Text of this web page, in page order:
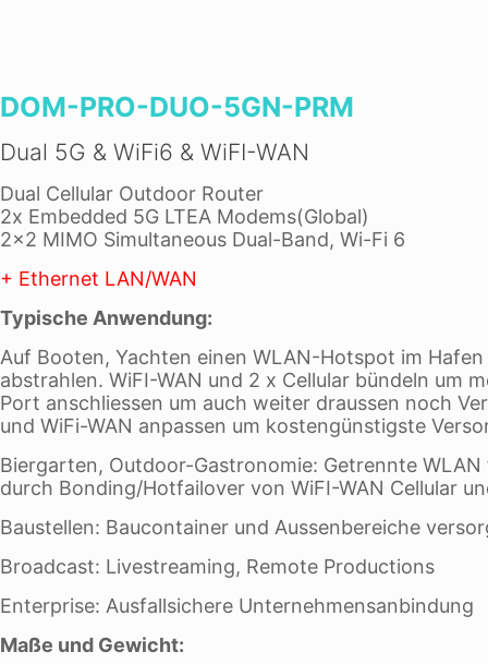
DOM-PRO-DUO-5GN-PRM
Dual 5G & WiFi6 & WiFI-WAN
Dual Cellular Outdoor Router
2x Embedded 5G LTEA Modems(Global)
2×2 MIMO Simultaneous Dual-Band, Wi-Fi 6
+ Ethernet LAN/WAN
Typische Anwendung:
Auf Booten, Yachten einen WLAN-Hotspot im
abstrahlen. WiFI-WAN und 2 x Cellular bündeln um
Port anschliessen um auch weiter draussen noch
und WiFi-WAN anpassen um kostengünstigste
Biergarten, Outdoor-Gastronomie: Getrennte
durch Bonding/Hotfailover von WiFI-WAN Cellular
Baustellen: Baucontainer und Aussenbereiche
Broadcast: Livestreaming, Remote Productions
Enterprise: Ausfallsichere Unternehmensanbindung
Maße und Gewicht: